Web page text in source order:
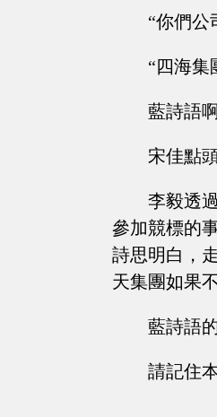
“你們公
“四海集
藍詩語
宋佳點
李毅透
參加競標的
詩思明白，
天集團如果
藍詩語
請記住